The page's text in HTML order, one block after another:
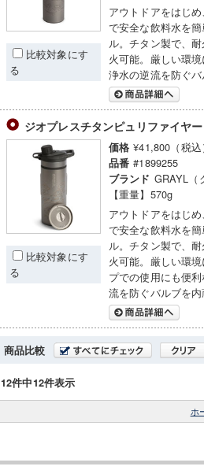
比較対象にす
る
アウトドアをはじ
で安全な飲料水を
ル。チタン製で、
火可能。厳しい環
浄水の逆流を防ぐバ
ジオプレスチタンピュリファイヤー
比較対象にす
る
価格 ¥41,800（税込
品番 #1899255
ブランド GRAYL（
【重量】570g
アウトドアをはじ
で安全な飲料水を
ル。チタン製で、
火可能。厳しい環
プでの使用にも便
流を防ぐバルブを内
商品比較
12件中12件表示
ホ